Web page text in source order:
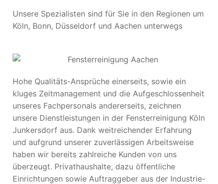
Unsere Spezialisten sind für Sie in den Regionen um
Köln, Bonn, Düsseldorf und Aachen unterwegs
Hohe Qualitäts-Ansprüche einerseits, sowie ein
kluges Zeitmanagement und die Aufgeschlossenheit
unseres Fachpersonals andererseits, zeichnen
unsere Dienstleistungen in der Fensterreinigung Köln
Junkersdorf aus. Dank weitreichender Erfahrung
und aufgrund unserer zuverlässigen Arbeitsweise
haben wir bereits zahlreiche Kunden von uns
überzeugt. Privathaushalte, dazu öffentliche
Einrichtungen sowie Auftraggeber aus der Industrie-